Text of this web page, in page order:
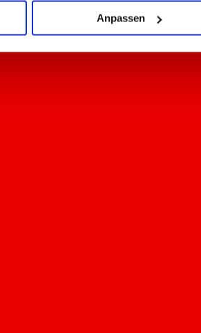
Anpassen